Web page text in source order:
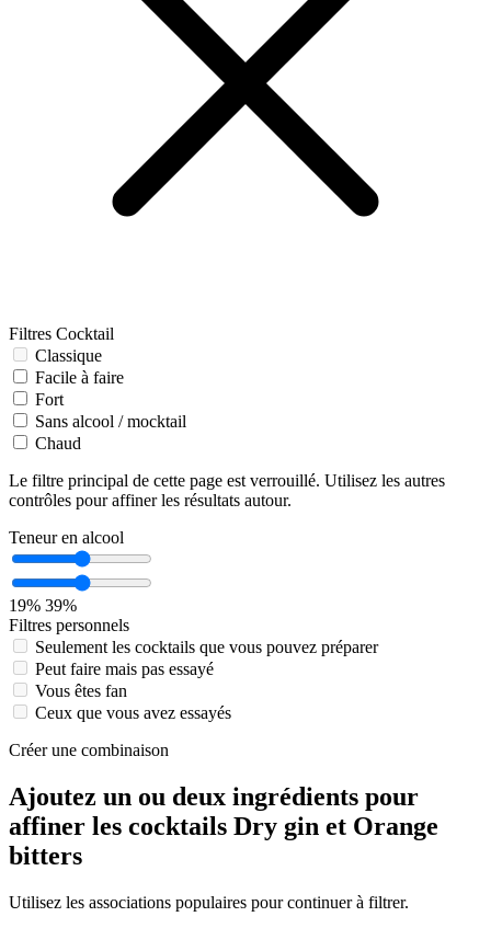
Filtres Cocktail
Classique
Facile à faire
Fort
Sans alcool / mocktail
Chaud
Le filtre principal de cette page est verrouillé. Utilisez les autres
contrôles pour affiner les résultats autour.
Teneur en alcool
19% 39%
Filtres personnels
Seulement les cocktails que vous pouvez préparer
Peut faire mais pas essayé
Vous êtes fan
Ceux que vous avez essayés
Créer une combinaison
Ajoutez un ou deux ingrédients pour
affiner les cocktails Dry gin et Orange
bitters
Utilisez les associations populaires pour continuer à filtrer.